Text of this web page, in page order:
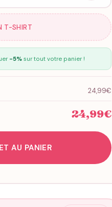
T-SHIRT
-5%sur tout votre panier !
24,99€
24,99€
AU PANIER